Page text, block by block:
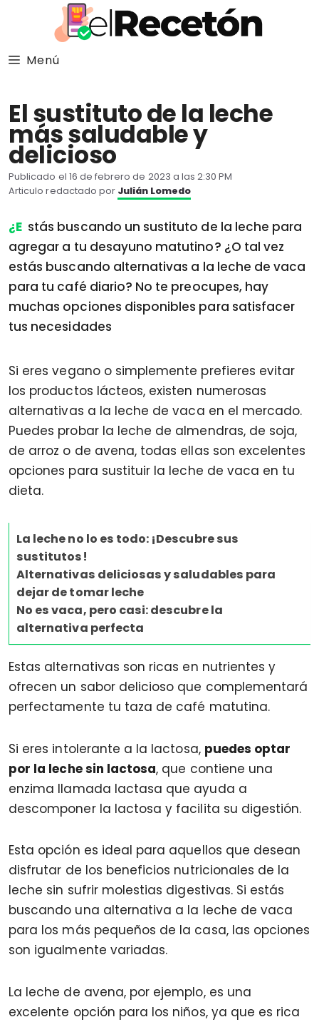
Menú
El sustituto de la leche
más saludable y
delicioso
Publicado el 16 de febrero de 2023 a las 2:30 PM
Articulo redactado por Julián Lomedo
¿Estás buscando un sustituto de la leche para
agregar a tu desayuno matutino? ¿O tal vez
estás buscando alternativas a la leche de vaca
para tu café diario? No te preocupes, hay
muchas opciones disponibles para satisfacer
tus necesidades
Si eres vegano o simplemente prefieres evitar
los productos lácteos, existen numerosas
alternativas a la leche de vaca en el mercado.
Puedes probar la leche de almendras, de soja,
de arroz o de avena, todas ellas son excelentes
opciones para sustituir la leche de vaca en tu
dieta.
La leche no lo es todo: ¡Descubre sus
sustitutos!
Alternativas deliciosas y saludables para
dejar de tomar leche
No es vaca, pero casi: descubre la
alternativa perfecta
Estas alternativas son ricas en nutrientes y
ofrecen un sabor delicioso que complementará
perfectamente tu taza de café matutina.
Si eres intolerante a la lactosa, puedes optar
por la leche sin lactosa, que contiene una
enzima llamada lactasa que ayuda a
descomponer la lactosa y facilita su digestión.
Esta opción es ideal para aquellos que desean
disfrutar de los beneficios nutricionales de la
leche sin sufrir molestias digestivas. Si estás
buscando una alternativa a la leche de vaca
para los más pequeños de la casa, las opciones
son igualmente variadas.
La leche de avena, por ejemplo, es una
excelente opción para los niños, ya que es rica